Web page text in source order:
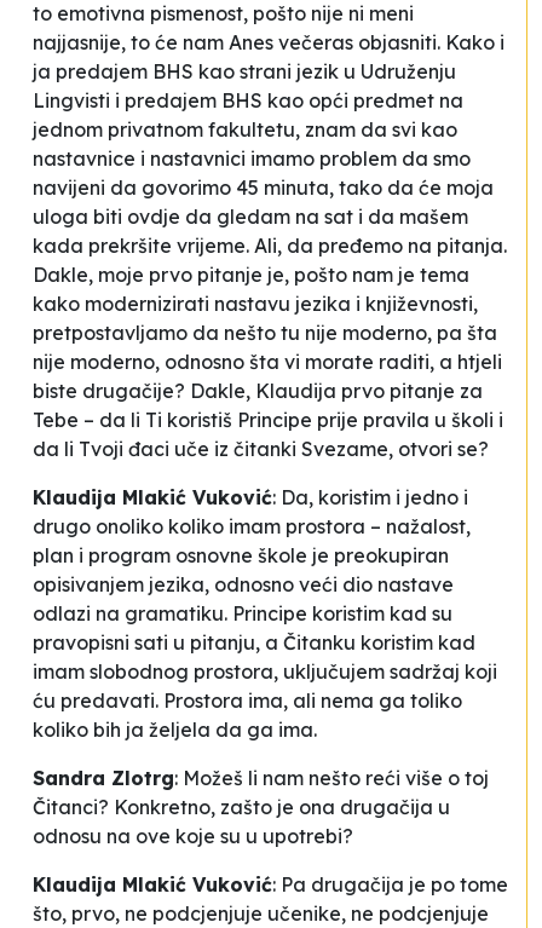
to emotivna pismenost, pošto nije ni meni
najjasnije, to će nam Anes večeras objasniti. Kako i
ja predajem BHS kao strani jezik u Udruženju
Lingvisti i predajem BHS kao opći predmet na
jednom privatnom fakultetu, znam da svi kao
nastavnice i nastavnici imamo problem da smo
navijeni da govorimo 45 minuta, tako da će moja
uloga biti ovdje da gledam na sat i da mašem
kada prekršite vrijeme. Ali, da pređemo na pitanja.
Dakle, moje prvo pitanje je, pošto nam je tema
kako modernizirati nastavu jezika i književnosti,
pretpostavljamo da nešto tu nije moderno, pa šta
nije moderno, odnosno šta vi morate raditi, a htjeli
biste drugačije? Dakle, Klaudija prvo pitanje za
Tebe – da li Ti koristiš Principe prije pravila u školi i
da li Tvoji đaci uče iz čitanki Svezame, otvori se?
Klaudija Mlakić Vuković: Da, koristim i jedno i
drugo onoliko koliko imam prostora – nažalost,
plan i program osnovne škole je preokupiran
opisivanjem jezika, odnosno veći dio nastave
odlazi na gramatiku. Principe koristim kad su
pravopisni sati u pitanju, a Čitanku koristim kad
imam slobodnog prostora, uključujem sadržaj koji
ću predavati. Prostora ima, ali nema ga toliko
koliko bih ja željela da ga ima.
Sandra Zlotrg: Možeš li nam nešto reći više o toj
Čitanci? Konkretno, zašto je ona drugačija u
odnosu na ove koje su u upotrebi?
Klaudija Mlakić Vuković: Pa drugačija je po tome
što, prvo, ne podcjenjuje učenike, ne podcjenjuje